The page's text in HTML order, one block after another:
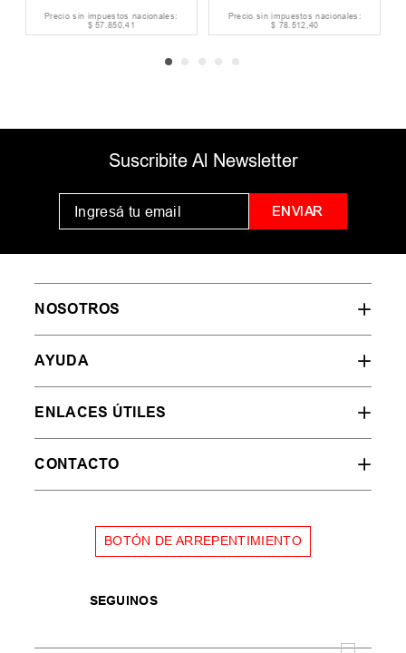
Precio sin impuestos nacionales:
78.512,40
Precio sin impuestos nacionales:
49.585,95
Suscribite Al Newsletter
ENVIAR
NOSOTROS
AYUDA
ENLACES ÚTILES
CONTACTO
BOTÓN DE ARREPENTIMIENTO
SEGUINOS